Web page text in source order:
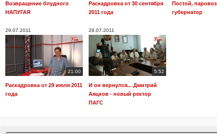
Возвращение блудного
НАПУГАЯ
Раскадровка от 30 сентября
2011 года
Постой,
губернатор
29.07.2011
21:00
Раскадровка от 29 июля 2011
года
28.07.2011
5:52
И он вернулся... Дмитрий
Аяцков - новый ректор
ПАГС